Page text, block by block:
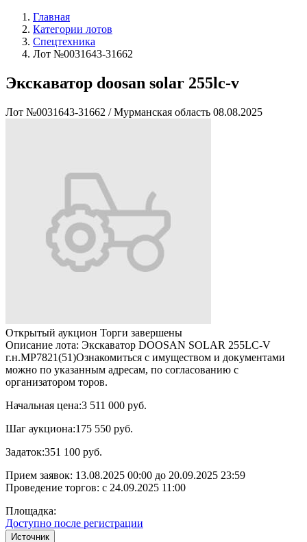
Главная
Категории лотов
Спецтехника
Лот №0031643-31662
Экскаватор doosan solar 255lc-v
Лот №0031643-31662 / Мурманская область 08.08.2025
Открытый аукцион Торги завершены
Описание лота: Экскаватор DOOSAN SOLAR 255LC-V
г.н.МР7821(51)Ознакомиться с имуществом и документами
можно по указанным адресам, по согласованию с
организатором торов.
Начальная цена:3 511 000 руб.
Шаг аукциона:175 550 руб.
Задаток:351 100 руб.
Прием заявок: 13.08.2025 00:00 до 20.09.2025 23:59
Проведение торгов: с 24.09.2025 11:00
Площадка:
Доступно после регистрации
Источник